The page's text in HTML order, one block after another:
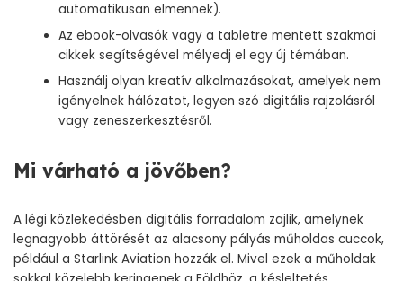
automatikusan elmennek).
Az ebook-olvasók vagy a tabletre mentett szakmai
cikkek segítségével mélyedj el egy új témában.
Használj olyan kreatív alkalmazásokat, amelyek nem
igényelnek hálózatot, legyen szó digitális rajzolásról
vagy zeneszerkesztésről.
Mi várható a jövőben?
A légi közlekedésben digitális forradalom zajlik, amelynek
legnagyobb áttörését az alacsony pályás műholdas cuccok,
például a Starlink Aviation hozzák el. Mivel ezek a műholdak